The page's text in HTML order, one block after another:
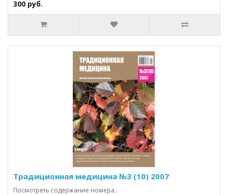
300 руб.
Традиционная медицина №3 (10) 2007
Посмотреть содержание номера..